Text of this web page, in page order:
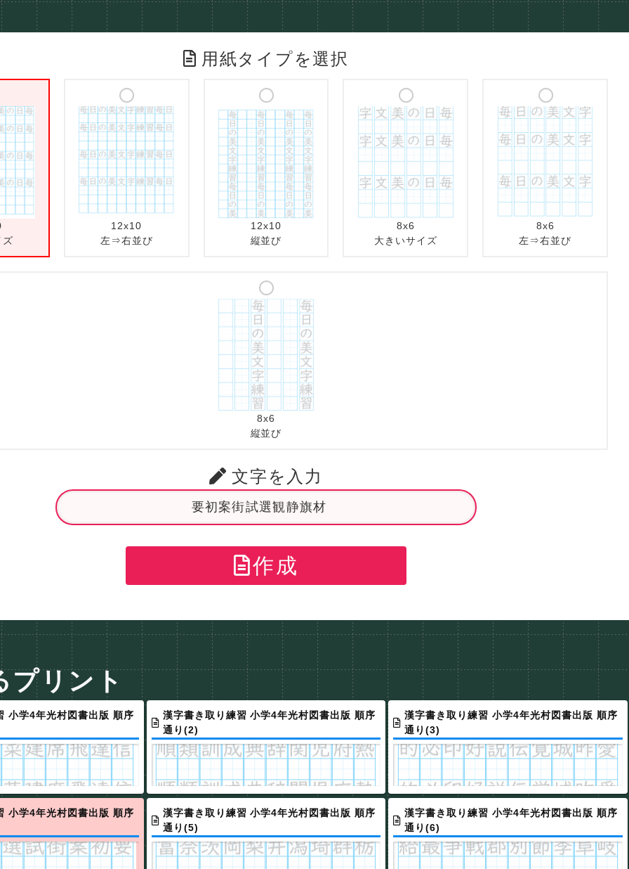
用紙タイプを選択
ズ
12x10
左⇒右並び
12x10
縦並び
8x6
大きいサイズ
8x6
左⇒右並び
8x6
縦並び
文字を入力
作成
プリント
小学4年光村図書出版 順序
漢字書き取り練習 小学4年光村図書出版 順序
通り(2)
漢字書き取り練習 小学4年光村図書出版 順序
通り(3)
小学4年光村図書出版 順序
漢字書き取り練習 小学4年光村図書出版 順序
通り(5)
漢字書き取り練習 小学4年光村図書出版 順序
通り(6)